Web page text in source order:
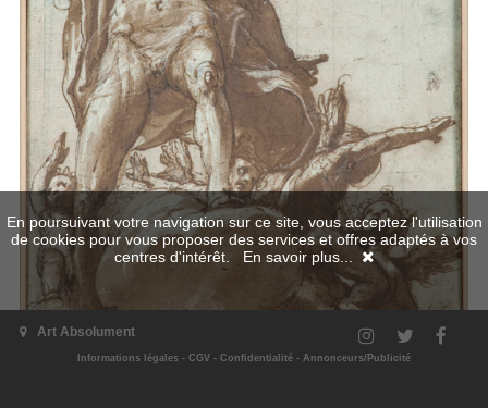
Art Absolument
Informations légales - CGV - Confidentialité - Annonceurs/Publicité
En poursuivant votre navigation sur ce site, vous acceptez l'utilisation
de cookies pour vous proposer des services et offres adaptés à vos
centres d'intérêt. En savoir plus...